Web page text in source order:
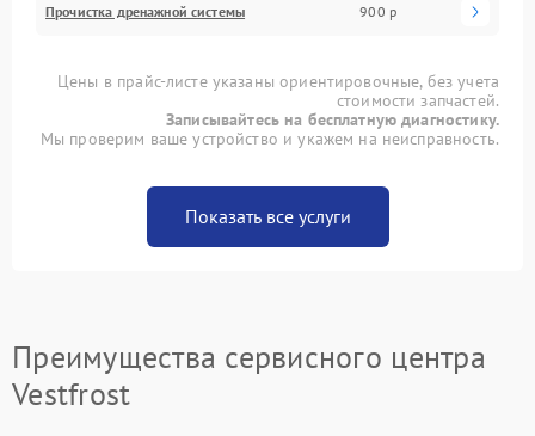
Прочистка дренажной системы 900 р
Цены в прайс-листе указаны ориентировочные, без учета
стоимости запчастей.
Записывайтесь на бесплатную диагностику.
Мы проверим ваше устройство и укажем на неисправность.
Показать все услуги
Преимущества сервисного центра
Vestfrost